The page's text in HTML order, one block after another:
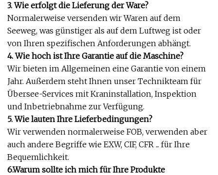
3. Wie erfolgt die Lieferung der Ware?
Normalerweise versenden wir Waren auf dem
Seeweg, was günstiger als auf dem Luftweg ist oder
von Ihren spezifischen Anforderungen abhängt.
4. Wie hoch ist Ihre Garantie auf die Maschine?
Wir bieten im Allgemeinen eine Garantie von einem
Jahr. Außerdem steht Ihnen unser Technikteam für
Übersee-Services mit Kraninstallation, Inspektion
und Inbetriebnahme zur Verfügung.
5. Wie lauten Ihre Lieferbedingungen?
Wir verwenden normalerweise FOB, verwenden aber
auch andere Begriffe wie EXW, CIF, CFR ... für Ihre
Bequemlichkeit.
6.Warum sollte ich mich für Ihre Produkte